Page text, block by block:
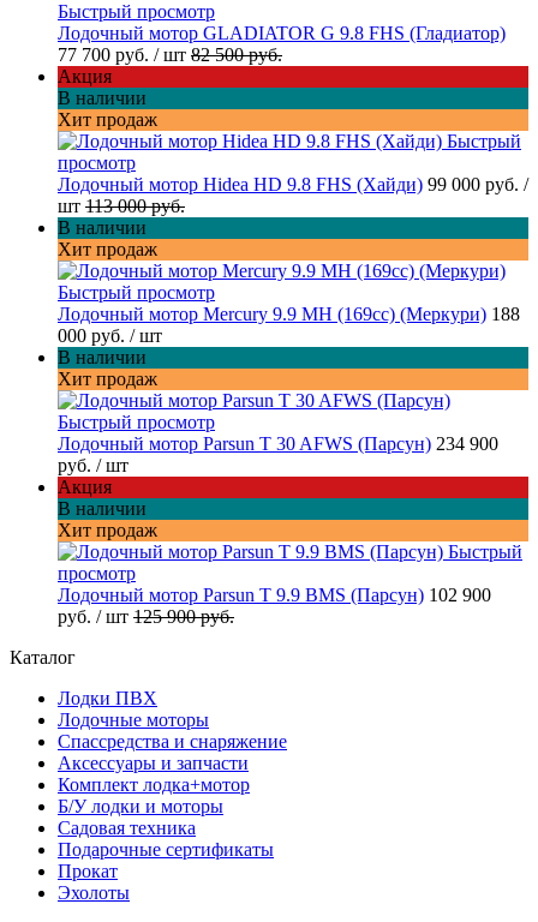
Быстрый просмотр
Лодочный мотор GLADIATOR G 9.8 FHS (Гладиатор)
77 700 руб. / шт 82 500 руб.
Акция
В наличии
Хит продаж
Быстрый
просмотр
Лодочный мотор Hidea HD 9.8 FHS (Хайди) 99 000 руб. /
шт 113 000 руб.
В наличии
Хит продаж
Быстрый просмотр
Лодочный мотор Mercury 9.9 MH (169cc) (Меркури) 188
000 руб. / шт
В наличии
Хит продаж
Быстрый просмотр
Лодочный мотор Parsun T 30 AFWS (Парсун) 234 900
руб. / шт
Акция
В наличии
Хит продаж
Быстрый
просмотр
Лодочный мотор Parsun T 9.9 BMS (Парсун) 102 900
руб. / шт 125 900 руб.
Каталог
Лодки ПВХ
Лодочные моторы
Спассредства и снаряжение
Аксессуары и запчасти
Комплект лодка+мотор
Б/У лодки и моторы
Садовая техника
Подарочные сертификаты
Прокат
Эхолоты